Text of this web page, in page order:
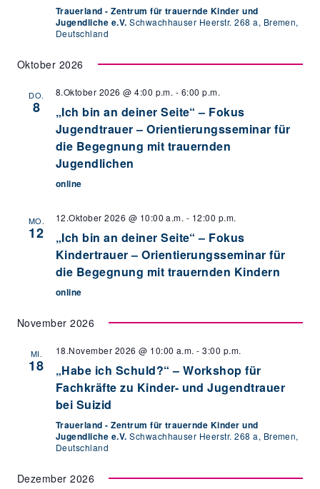
Trauerland - Zentrum für trauernde Kinder und
Jugendliche e.V.Schwachhauser Heerstr. 268 a, Bremen,
Deutschland
Oktober 2026
DO.
8
8.Oktober 2026 @ 4:00 p.m. - 6:00 p.m.
„Ich bin an deiner Seite“ – Fokus
Jugendtrauer – Orientierungsseminar für
die Begegnung mit trauernden
Jugendlichen
online
MO.
12
12.Oktober 2026 @ 10:00 a.m. - 12:00 p.m.
„Ich bin an deiner Seite“ – Fokus
Kindertrauer – Orientierungsseminar für
die Begegnung mit trauernden Kindern
online
November 2026
MI.
18
18.November 2026 @ 10:00 a.m. -3:00 p.m.
„Habe ich Schuld?“ – Workshop für
Fachkräfte zu Kinder- und Jugendtrauer
bei Suizid
Trauerland - Zentrum für trauernde Kinder und
Jugendliche e.V.Schwachhauser Heerstr. 268 a, Bremen,
Deutschland
Dezember 2026